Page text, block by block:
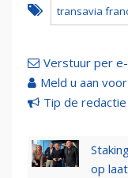
transavia
Verstuur per
Meld u aan
Tip de redactie
op